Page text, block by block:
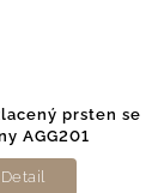
prsten se
AGG201
Detail